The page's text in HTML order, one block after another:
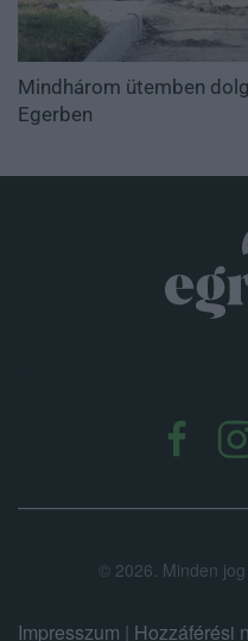
Mindhárom ütemben
Egerben
© 2026. Minden
Impresszum | Hozzáférési